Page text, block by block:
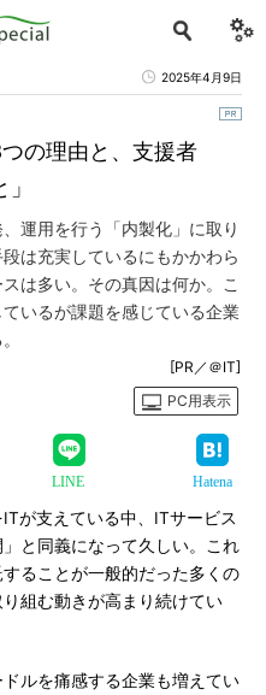
2025年4月9日
の理由と、支援者
運用を行う「内製化」に取り
は充実しているにもかかわら
は多い。その真因は何か。こ
いるが課題を感じている企業
[PR／＠IT]
PC用表示
LINE Hatena
が支えている中、ITサービス
と同義になって久しい。これ
ることが一般的だった多くの
組む動きが高まり続けてい
ルを痛感する企業も増えてい